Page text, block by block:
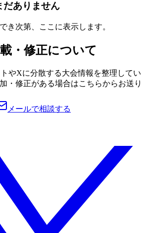
だありません
き次第、ここに表示します。
・修正について
やXに分散する大会情報を整理してい
・修正がある場合はこちらからお送り
メールで相談する